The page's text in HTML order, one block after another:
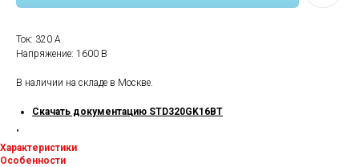
Ток: 320 A
Напряжение: 1600 В
В наличии на складе в Москве.
Скачать документацию STD320GK16BT
"
Характеристики
Особенности